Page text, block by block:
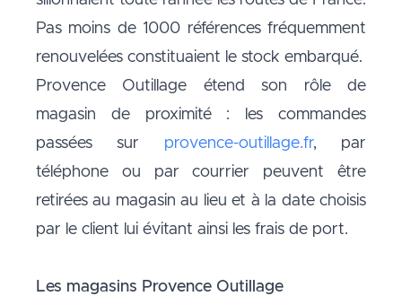
Pas moins de 1000 références fréquemment
renouvelées constituaient le stock embarqué.
Provence Outillage étend son rôle de
magasin de proximité : les commandes
passées sur provence-outillage.fr, par
téléphone ou par courrier peuvent être
retirées au magasin au lieu et à la date choisis
par le client lui évitant ainsi les frais de port.
Les magasins Provence Outillage